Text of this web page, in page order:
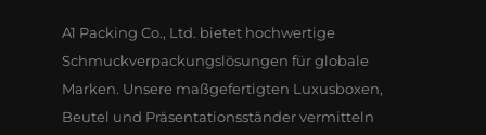
A1 Packing Co., Ltd. bietet hochwertige
Schmuckverpackungslösungen für globale
Marken. Unsere maßgefertigten Luxusboxen,
Beutel und Präsentationsständer vermitteln